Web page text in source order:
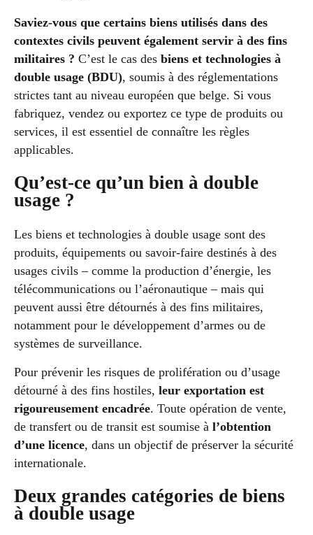
Saviez-vous que certains biens utilisés dans des
contextes civils peuvent également servir à des fins
militaires ? C’est le cas des biens et technologies à
double usage (BDU), soumis à des réglementations
strictes tant au niveau européen que belge. Si vous
fabriquez, vendez ou exportez ce type de produits ou
services, il est essentiel de connaître les règles
applicables.
Qu’est-ce qu’un bien à double
usage ?
Les biens et technologies à double usage sont des
produits, équipements ou savoir-faire destinés à des
usages civils – comme la production d’énergie, les
télécommunications ou l’aéronautique – mais qui
peuvent aussi être détournés à des fins militaires,
notamment pour le développement d’armes ou de
systèmes de surveillance.
Pour prévenir les risques de prolifération ou d’usage
détourné à des fins hostiles, leur exportation est
rigoureusement encadrée. Toute opération de vente,
de transfert ou de transit est soumise à l’obtention
d’une licence, dans un objectif de préserver la sécurité
internationale.
Deux grandes catégories de biens
à double usage